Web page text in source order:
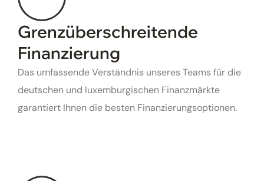
Grenzüberschreitende
Finanzierung
Das umfassende Verständnis unseres Teams für die
deutschen und luxemburgischen Finanzmärkte
garantiert Ihnen die besten Finanzierungsoptionen.